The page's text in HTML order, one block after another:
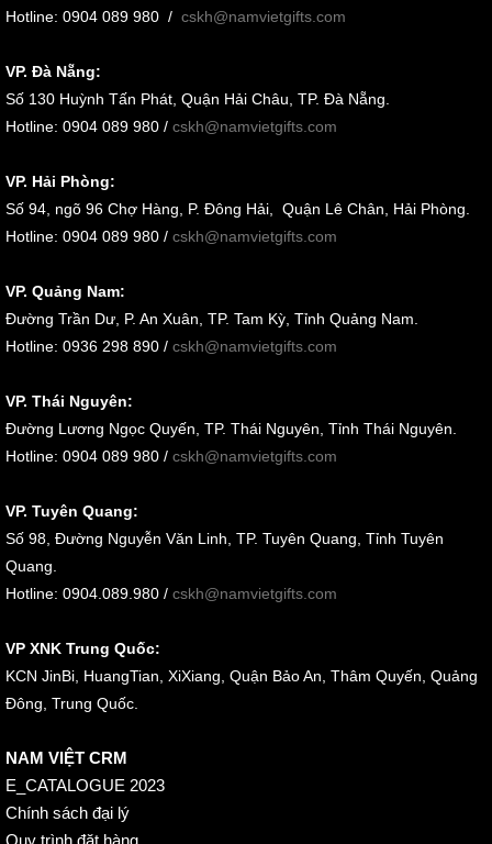
Hotline: 0904 089 980 / cskh@namvietgifts.com
VP. Đà Nẵng:
Số 130 Huỳnh Tấn Phát, Quận Hải Châu, TP. Đà Nẵng.
Hotline: 0904 089 980 / cskh@namvietgifts.com
VP. Hải Phòng:
Số 94, ngõ 96 Chợ Hàng, P. Đông Hải, Quận Lê Chân, Hải Phòng.
Hotline: 0904 089 980 / cskh@namvietgifts.com
VP. Quảng Nam:
Đường Trần Dư, P. An Xuân, TP. Tam Kỳ, Tỉnh Quảng Nam.
Hotline: 0936 298 890 / cskh@namvietgifts.com
VP. Thái Nguyên:
Đường Lương Ngọc Quyến, TP. Thái Nguyên, Tỉnh Thái Nguyên.
Hotline: 0904 089 980 / cskh@namvietgifts.com
VP. Tuyên Quang:
Số 98, Đường Nguyễn Văn Linh, TP. Tuyên Quang, Tỉnh Tuyên
Quang.
Hotline: 0904.089.980 / cskh@namvietgifts.com
VP XNK Trung Quốc:
KCN JinBi, HuangTian, XiXiang, Quận Bảo An, Thâm Quyến, Quảng
Đông, Trung Quốc.
NAM VIỆT CRM
E_CATALOGUE 2023
Chính sách đại lý